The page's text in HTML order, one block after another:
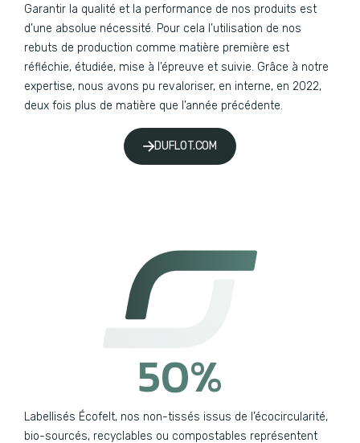
Garantir la qualité et la performance de nos produits est
d’une absolue nécessité. Pour cela l’utilisation de nos
rebuts de production comme matière première est
réfléchie, étudiée, mise à l’épreuve et suivie. Grâce à notre
expertise, nous avons pu revaloriser, en interne, en 2022,
deux fois plus de matière que l’année précédente.
DUFLOT.COM
Labellisés Écofelt, nos non-tissés issus de l’écocircularité,
bio-sourcés, recyclables ou compostables représentent
50%